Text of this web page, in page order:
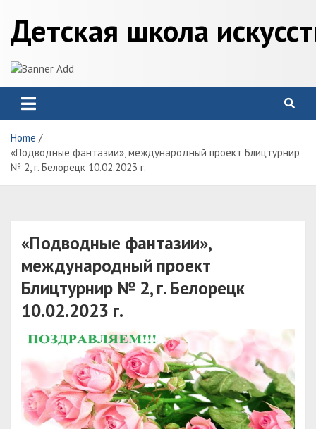
content
Детская школа
Home
«Подводные фантазии», международный проект Блицтурнир
№ 2, г. Белорецк 10.02.2023 г.
«Подводные фантазии»,
международный проект
Блицтурнир № 2, г. Белорецк
10.02.2023 г.